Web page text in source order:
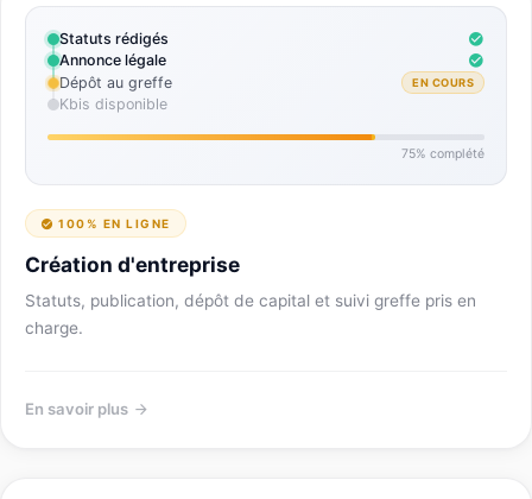
Statuts rédigés
Annonce légale
Dépôt au greffe
EN COURS
Kbis disponible
75% complété
100% EN LIGNE
Création d'entreprise
Statuts, publication, dépôt de capital et suivi greffe pris en
charge.
En savoir plus